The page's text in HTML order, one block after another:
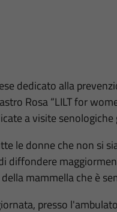
dedicato alla
Rosa “LILT for
a visite
le donne che non si
diffondere
mammella che è
presso